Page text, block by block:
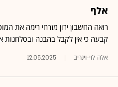
אלף
רואה החשבון ירון מזרחי רימה את
קבעה כי אין לקבל בהבנה
אלה לוי-וינריב 12.05.2025